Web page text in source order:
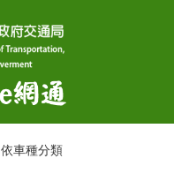
依車種分類